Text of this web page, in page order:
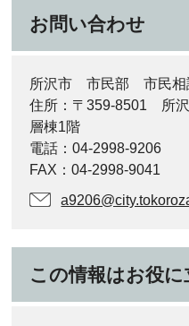
お問い合わせ
所沢市 市民部 市民相
住所：〒359-8501 所
層棟1階
電話：04-2998-9206
FAX：04-2998-9041
この情報はお役に